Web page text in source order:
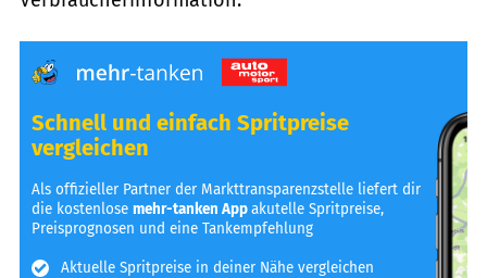
Schnell und einfach Spritpreise
vergleichen
Als offizieller Partner der Markttransparenzstelle liefert dir
die kostenlosemehr-tanken Appakutelle Spritpreise,
Preisprognosen und eine Tankempfehlung
Aktuelle Spritpreise in deiner Nähe vergleichen